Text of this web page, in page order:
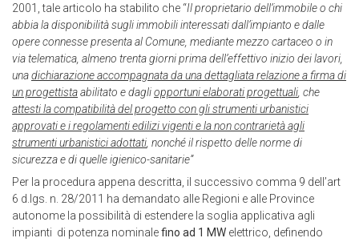
2001, tale articolo ha stabilito che “Il proprietario dell’immobile o chi
abbia la disponibilità sugli immobili interessati dall’impianto e dalle
opere connesse presenta al Comune, mediante mezzo cartaceo o in
via telematica, almeno trenta giorni prima dell’effettivo inizio dei lavori,
unadichiarazione accompagnata da una dettagliata relazione a firma di
un progettistaabilitato e dagliopportuni elaborati progettuali , che
attesti la compatibilità del progetto con gli strumenti urbanistici
approvati e i regolamenti edilizi vigenti e la non contrarietà agli
strumenti urbanistici adottati , nonché il rispetto delle norme di
sicurezza e di quelle igienico-sanitarie”
Per la procedura appena descritta, il successivo comma 9 dell’art
6 d.lgs. n. 28/2011 ha demandato alle Regioni e alle Province
autonome la possibilità di estendere la soglia applicativa agli
impianti di potenza nominalefino ad 1 MW elettrico, definendo